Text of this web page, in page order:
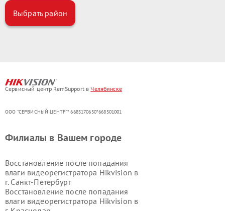
Выбрать район
Сервисный центр RemSupport в Челябинске
ООО "СЕРВИСНЫЙ ЦЕНТР"* 6685170650*668501001
Филиалы в Вашем городе
Восстановление после попадания
влаги видеорегистратора Hikvision в
г. Санкт-Петербург
Восстановление после попадания
влаги видеорегистратора Hikvision в